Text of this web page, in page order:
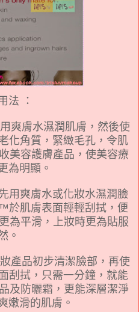
法 ：
爽膚水濕潤肌膚，然後使
化角質，緊緻毛孔，令肌
美容護膚產品，使美容療
為明顯。
用爽膚水或化妝水濕潤臉
於肌膚表面輕輕刮拭，便
為平滑，上妝時更為貼服
。
產品初步清潔臉部，再使
刮拭，只需一分鐘，就能
及防曬霜，更能深層潔淨
嫩滑的肌膚。